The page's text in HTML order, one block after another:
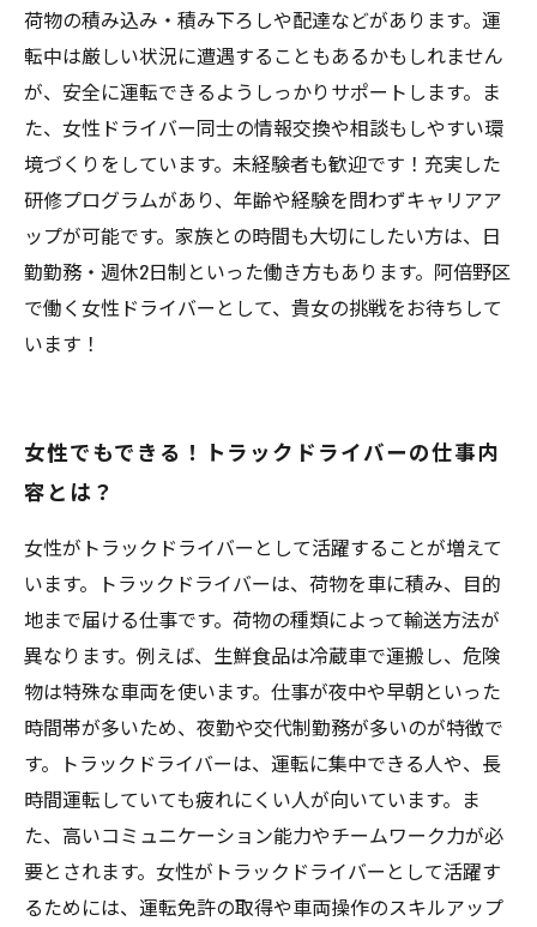
荷物の積み込み・積み下ろしや配達などがあります。運
転中は厳しい状況に遭遇することもあるかもしれません
が、安全に運転できるようしっかりサポートします。ま
た、女性ドライバー同士の情報交換や相談もしやすい環
境づくりをしています。未経験者も歓迎です！充実した
研修プログラムがあり、年齢や経験を問わずキャリアア
ップが可能です。家族との時間も大切にしたい方は、日
勤勤務・週休2日制といった働き方もあります。阿倍野区
で働く女性ドライバーとして、貴女の挑戦をお待ちして
います！
女性でもできる！トラックドライバーの仕事内
容とは？
女性がトラックドライバーとして活躍することが増えて
います。トラックドライバーは、荷物を車に積み、目的
地まで届ける仕事です。荷物の種類によって輸送方法が
異なります。例えば、生鮮食品は冷蔵車で運搬し、危険
物は特殊な車両を使います。仕事が夜中や早朝といった
時間帯が多いため、夜勤や交代制勤務が多いのが特徴で
す。トラックドライバーは、運転に集中できる人や、長
時間運転していても疲れにくい人が向いています。ま
た、高いコミュニケーション能力やチームワーク力が必
要とされます。女性がトラックドライバーとして活躍す
るためには、運転免許の取得や車両操作のスキルアップ